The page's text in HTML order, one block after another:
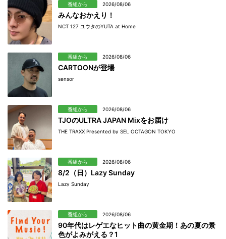
番組から 2026/08/06
みんなおかえり！
NCT 127 ユウタのYUTA at Home
番組から 2026/08/06
CARTOONが登場
sensor
番組から 2026/08/06
TJOのULTRA JAPAN Mixをお届け
THE TRAXX Presented by SEL OCTAGON TOKYO
番組から 2026/08/06
8/2（日）Lazy Sunday
Lazy Sunday
番組から 2026/08/06
90年代はレゲエなヒット曲の黄金期！あの夏の景
色がよみがえる？1